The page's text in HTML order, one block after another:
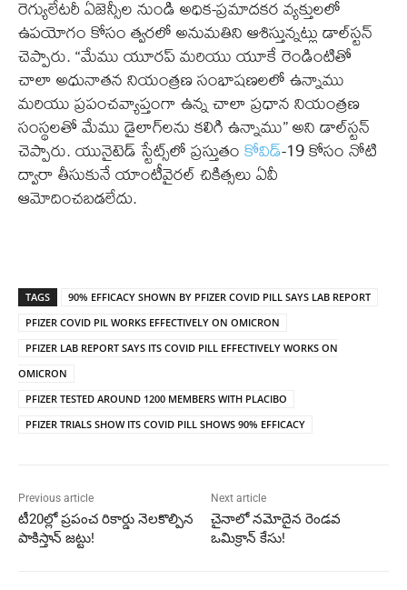
రెగ్యులేటరీ ఏజెన్సీల నుండి అధిక-ప్రమాదకర వ్యక్తులలో
ఉపయోగం కోసం త్వరలో అనుమతిని ఆశిస్తున్నట్లు డాల్‌స్టన్
చెప్పారు. “మేము యూరప్ మరియు యూకే రెండింటితో
చాలా అధునాతన నియంత్రణ సంభాషణలలో ఉన్నాము
మరియు ప్రపంచవ్యాప్తంగా ఉన్న చాలా ప్రధాన నియంత్రణ
సంస్థలతో మేము డైలాగ్‌లను కలిగి ఉన్నాము” అని డాల్‌స్టన్
చెప్పారు. యునైటెడ్ స్టేట్స్‌లో ప్రస్తుతంకోవిడ్-19 కోసం నోటి
ద్వారా తీసుకునే యాంటీవైరల్ చికిత్సలు ఏవీ
ఆమోదించబడలేదు.
TAGS
90% EFFICACY SHOWN BY PFIZER COVID PILL SAYS LAB REPORT
PFIZER COVID PIL WORKS EFFECTIVELY ON OMICRON
PFIZER LAB REPORT SAYS ITS COVID PILL EFFECTIVELY WORKS ON
OMICRON
PFIZER TESTED AROUND 1200 MEMBERS WITH PLACIBO
PFIZER TRIALS SHOW ITS COVID PILL SHOWS 90% EFFICACY
Previous article
టీ20ల్లో ప్రపంచ రికార్డు నెలకొల్పిన
పాకిస్తాన్ జట్టు!
Next article
చైనాలో నమోదైన రెండవ
ఒమిక్రాన్ కేసు!